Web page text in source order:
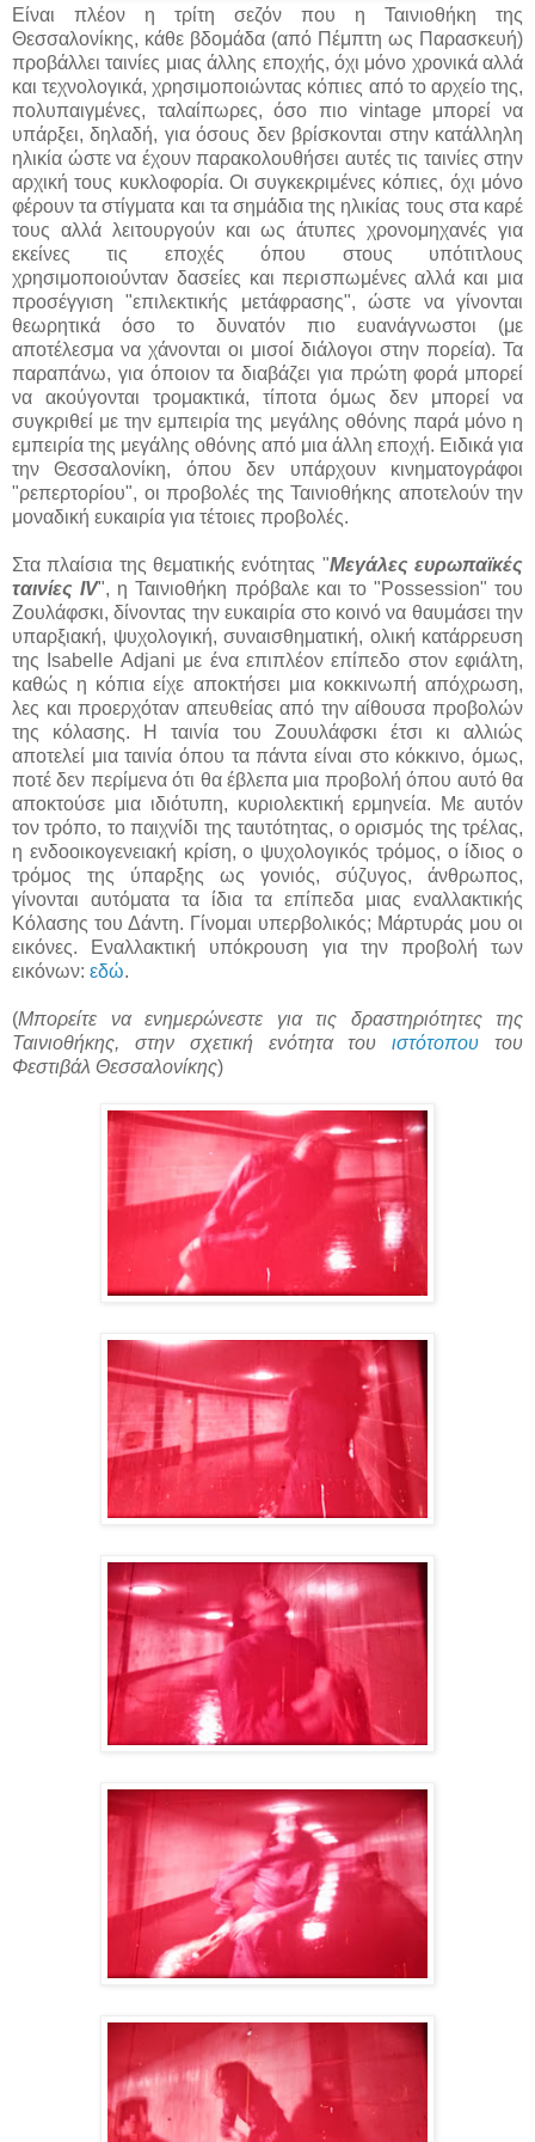
Είναι πλέον η τρίτη σεζόν που η Ταινιοθήκη της
Θεσσαλονίκης, κάθε βδομάδα (από Πέμπτη ως Παρασκευή)
προβάλλει ταινίες μιας άλλης εποχής, όχι μόνο χρονικά αλλά
και τεχνολογικά, χρησιμοποιώντας κόπιες από το αρχείο της,
πολυπαιγμένες, ταλαίπωρες, όσο πιο vintage μπορεί να
υπάρξει, δηλαδή, για όσους δεν βρίσκονται στην κατάλληλη
ηλικία ώστε να έχουν παρακολουθήσει αυτές τις ταινίες στην
αρχική τους κυκλοφορία. Οι συγκεκριμένες κόπιες, όχι μόνο
φέρουν τα στίγματα και τα σημάδια της ηλικίας τους στα καρέ
τους αλλά λειτουργούν και ως άτυπες χρονομηχανές για
εκείνες τις εποχές όπου στους υπότιτλους
χρησιμοποιούνταν δασείες και περισπωμένες αλλά και μια
προσέγγιση "επιλεκτικής μετάφρασης", ώστε να γίνονται
θεωρητικά όσο το δυνατόν πιο ευανάγνωστοι (με
αποτέλεσμα να χάνονται οι μισοί διάλογοι στην πορεία). Τα
παραπάνω, για όποιον τα διαβάζει για πρώτη φορά μπορεί
να ακούγονται τρομακτικά, τίποτα όμως δεν μπορεί να
συγκριθεί με την εμπειρία της μεγάλης οθόνης παρά μόνο η
εμπειρία της μεγάλης οθόνης από μια άλλη εποχή. Ειδικά για
την Θεσσαλονίκη, όπου δεν υπάρχουν κινηματογράφοι
"ρεπερτορίου", οι προβολές της Ταινιοθήκης αποτελούν την
μοναδική ευκαιρία για τέτοιες προβολές.
Στα πλαίσια της θεματικής ενότητας "Μεγάλες ευρωπαϊκές
ταινίες IV", η Ταινιοθήκη πρόβαλε και το "Possession" του
Ζουλάφσκι, δίνοντας την ευκαιρία στο κοινό να θαυμάσει την
υπαρξιακή, ψυχολογική, συναισθηματική, ολική κατάρρευση
της Isabelle Adjani με ένα επιπλέον επίπεδο στον εφιάλτη,
καθώς η κόπια είχε αποκτήσει μια κοκκινωπή απόχρωση,
λες και προερχόταν απευθείας από την αίθουσα προβολών
της κόλασης. Η ταινία του Ζουυλάφσκι έτσι κι αλλιώς
αποτελεί μια ταινία όπου τα πάντα είναι στο κόκκινο, όμως,
ποτέ δεν περίμενα ότι θα έβλεπα μια προβολή όπου αυτό θα
αποκτούσε μια ιδιότυπη, κυριολεκτική ερμηνεία. Με αυτόν
τον τρόπο, το παιχνίδι της ταυτότητας, ο ορισμός της τρέλας,
η ενδοοικογενειακή κρίση, ο ψυχολογικός τρόμος, ο ίδιος ο
τρόμος της ύπαρξης ως γονιός, σύζυγος, άνθρωπος,
γίνονται αυτόματα τα ίδια τα επίπεδα μιας εναλλακτικής
Κόλασης του Δάντη. Γίνομαι υπερβολικός; Μάρτυράς μου οι
εικόνες. Εναλλακτική υπόκρουση για την προβολή των
εικόνων: εδώ.
(Μπορείτε να ενημερώνεστε για τις δραστηριότητες της
Ταινιοθήκης, στην σχετική ενότητα τουιστότοπουτου
Φεστιβάλ Θεσσαλονίκης)